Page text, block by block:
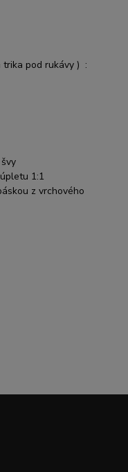
pod rukávy ) :
1:1
z vrchového